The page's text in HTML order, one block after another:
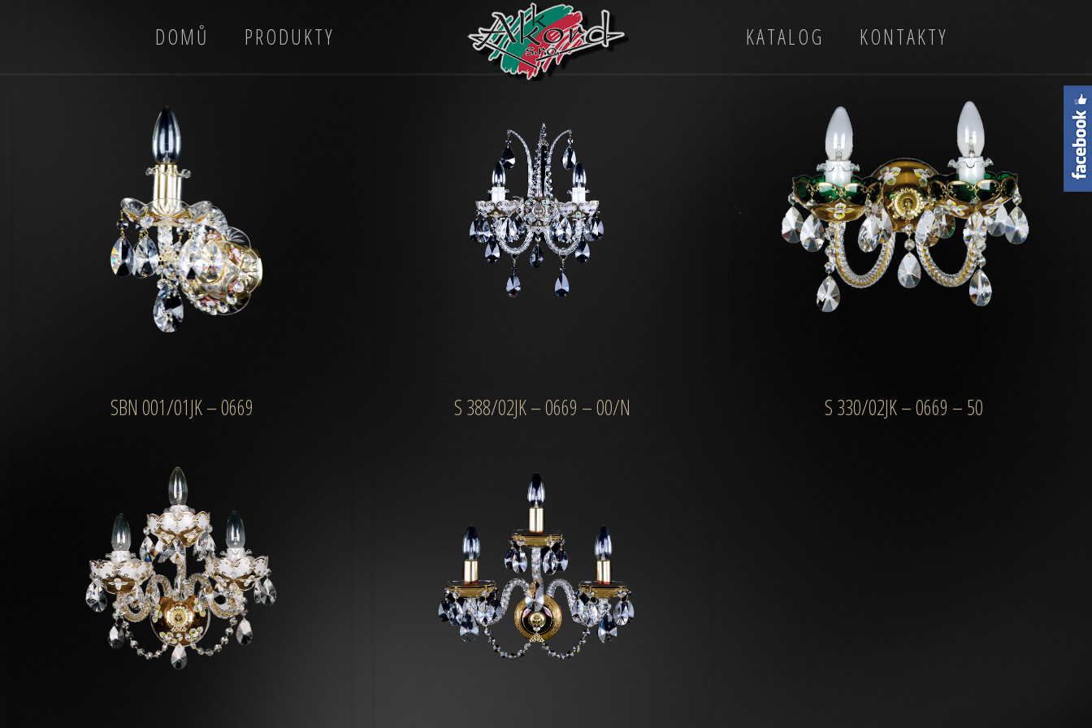
DOMŮ PRODUKTY KATALOG KONTAKTY
SBN 001/01JK – 0669 S 388/02JK – 0669 – 00/N S 330/02JK – 0669 – 50